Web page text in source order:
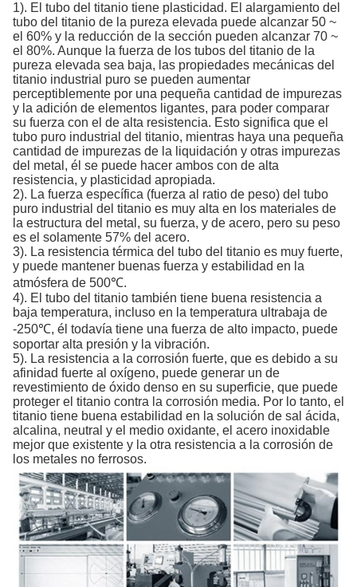
1). El tubo del titanio tiene plasticidad. El alargamiento del
tubo del titanio de la pureza elevada puede alcanzar 50 ~
el 60% y la reducción de la sección pueden alcanzar 70 ~
el 80%. Aunque la fuerza de los tubos del titanio de la
pureza elevada sea baja, las propiedades mecánicas del
titanio industrial puro se pueden aumentar
perceptiblemente por una pequeña cantidad de impurezas
y la adición de elementos ligantes, para poder comparar
su fuerza con el de alta resistencia. Esto significa que el
tubo puro industrial del titanio, mientras haya una pequeña
cantidad de impurezas de la liquidación y otras impurezas
del metal, él se puede hacer ambos con de alta
resistencia, y plasticidad apropiada.
2). La fuerza específica (fuerza al ratio de peso) del tubo
puro industrial del titanio es muy alta en los materiales de
la estructura del metal, su fuerza, y de acero, pero su peso
es el solamente 57% del acero.
3). La resistencia térmica del tubo del titanio es muy fuerte,
y puede mantener buenas fuerza y estabilidad en la
atmósfera de 500℃.
4). El tubo del titanio también tiene buena resistencia a
baja temperatura, incluso en la temperatura ultrabaja de
-250℃, él todavía tiene una fuerza de alto impacto, puede
soportar alta presión y la vibración.
5). La resistencia a la corrosión fuerte, que es debido a su
afinidad fuerte al oxígeno, puede generar un de
revestimiento de óxido denso en su superficie, que puede
proteger el titanio contra la corrosión media. Por lo tanto, el
titanio tiene buena estabilidad en la solución de sal ácida,
alcalina, neutral y el medio oxidante, el acero inoxidable
mejor que existente y la otra resistencia a la corrosión de
los metales no ferrosos.